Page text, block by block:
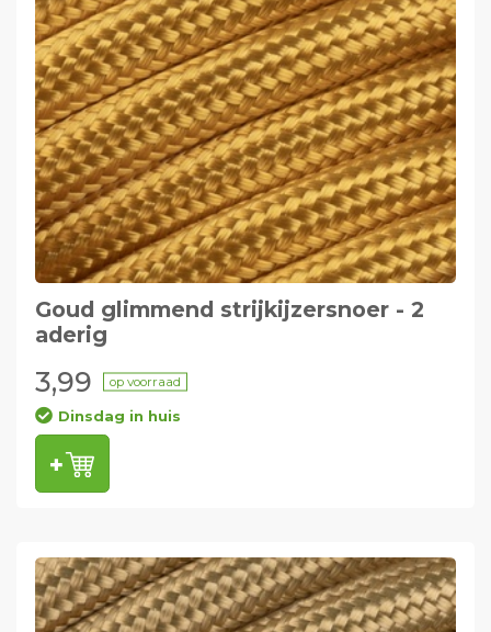
Goud glimmend strijkijzersnoer - 2
aderig
3,99 op voorraad
Dinsdag in huis